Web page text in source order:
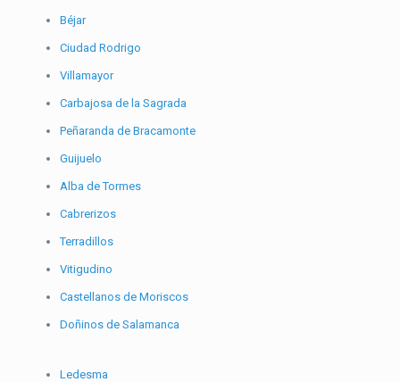
Béjar
Ciudad Rodrigo
Villamayor
Carbajosa de la Sagrada
Peñaranda de Bracamonte
Guijuelo
Alba de Tormes
Cabrerizos
Terradillos
Vitigudino
Castellanos de Moriscos
Doñinos de Salamanca
Ledesma